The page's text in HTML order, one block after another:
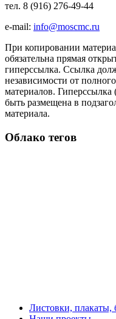
тел. 8 (916) 276-49-44
e-mail: info@moscmc.ru
При копировании
обязательна прямая
гиперссылка. Ссылка
независимости от
материалов.
быть размещена в
материала.
Облако тегов
Листовки,